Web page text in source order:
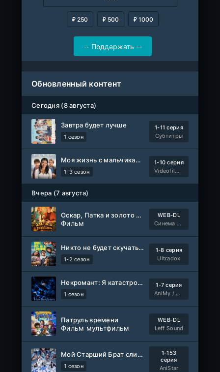
₽ 250 ₽ 500 ₽ 1000
Обновленный контент
Сегодня (8 августа)
Завтра будет лучше
1 сезон
1-11 серия
Субтитры
Моя жизнь с мальчиками Уолтер
1-3 сезон
1-10 серия
Videofilm Int
Вчера (7 августа)
Оскар, Патка и золото Балтики
Фильм
WEB-DL
Синема УС
Никто не будет скучать по нам
1-2 сезон
1-8 серия
Ultradox
Некромант: Я катастрофа
1 сезон
1-7 серия
AniMy / RuChiMe
Патруль времени
Фильм мультфильм
WEB-DL
Leff Sound
Мой Старший Брат слишком стабилен
1 сезон
1-153
серия
AniStar